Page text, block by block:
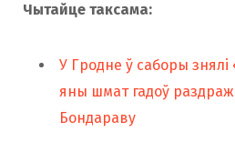
Чытайце таксама:
У Гродне ў саборы
яны шмат гадоў
Бондараву